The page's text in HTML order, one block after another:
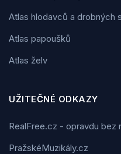
Atlas hlodavců a drobných
Atlas papoušků
Atlas želv
UŽITEČNÉ ODKAZY
RealFree.cz - opravdu bez
PražskéMuzikály.cz